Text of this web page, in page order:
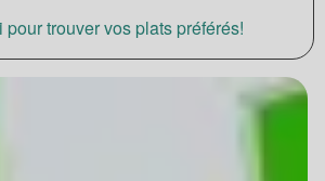
trouver vos plats préférés!